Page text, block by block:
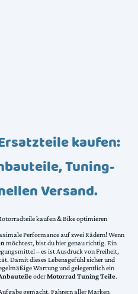
kaufen:
Tuning-
Versand.
kaufen & Bike optimieren
Performance auf zwei Rädern! Wenn
möchtest, bist du hier genau richtig. Ein
– es ist Ausdruck von Freiheit,
Damit dieses Lebensgefühl sicher und
Wartung und gelegentlich ein
oderMotorrad Tuning Teile.
gemacht, Fahrern aller Marken